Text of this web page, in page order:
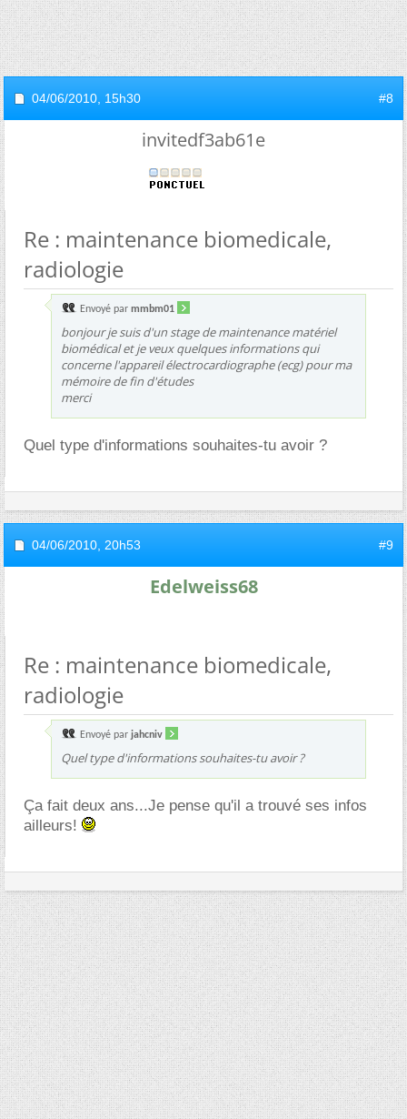
04/06/2010, 15h30 #8
invitedf3ab61e
Re : maintenance biomedicale,
radiologie
Envoyé par mmbm01
bonjour je suis d'un stage de maintenance matériel
biomédical et je veux quelques informations qui
concerne l'appareil électrocardiographe (ecg) pour ma
mémoire de fin d'études
merci
Quel type d'informations souhaites-tu avoir ?
04/06/2010, 20h53 #9
Edelweiss68
Re : maintenance biomedicale,
radiologie
Envoyé par jahcniv
Quel type d'informations souhaites-tu avoir ?
Ça fait deux ans...Je pense qu'il a trouvé ses infos
ailleurs!